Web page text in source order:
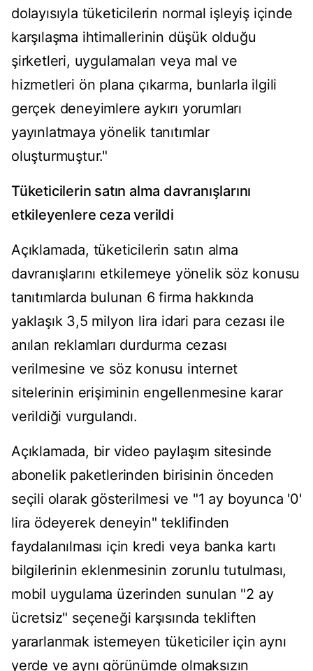
dolayısıyla tüketicilerin normal işleyiş içinde
karşılaşma ihtimallerinin düşük olduğu
şirketleri, uygulamaları veya mal ve
hizmetleri ön plana çıkarma, bunlarla ilgili
gerçek deneyimlere aykırı yorumları
yayınlatmaya yönelik tanıtımlar
oluşturmuştur."
Tüketicilerin satın alma davranışlarını
etkileyenlere ceza verildi
Açıklamada, tüketicilerin satın alma
davranışlarını etkilemeye yönelik söz konusu
tanıtımlarda bulunan 6 firma hakkında
yaklaşık 3,5 milyon lira idari para cezası ile
anılan reklamları durdurma cezası
verilmesine ve söz konusu internet
sitelerinin erişiminin engellenmesine karar
verildiği vurgulandı.
Açıklamada, bir video paylaşım sitesinde
abonelik paketlerinden birisinin önceden
seçili olarak gösterilmesi ve "1 ay boyunca '0'
lira ödeyerek deneyin" teklifinden
faydalanılması için kredi veya banka kartı
bilgilerinin eklenmesinin zorunlu tutulması,
mobil uygulama üzerinden sunulan "2 ay
ücretsiz" seçeneği karşısında tekliften
yararlanmak istemeyen tüketiciler için aynı
yerde ve aynı görünümde olmaksızın